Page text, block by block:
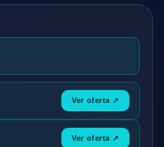
Ver oferta ↗
Ver oferta ↗